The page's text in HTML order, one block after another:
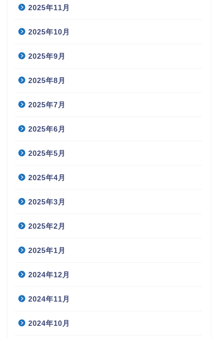
2025年11月
2025年10月
2025年9月
2025年8月
2025年7月
2025年6月
2025年5月
2025年4月
2025年3月
2025年2月
2025年1月
2024年12月
2024年11月
2024年10月